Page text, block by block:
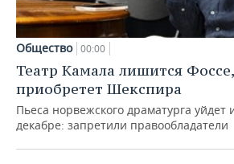
Общество 00:00
Театр Камала лишится
приобретет Шекспира
Пьеса норвежского драматурга уйдет
декабре: запретили правообладатели